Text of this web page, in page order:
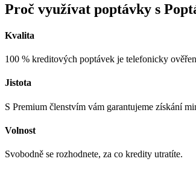
Proč využívat poptávky s
Kvalita
100 % kreditových poptávek je telefonicky
Jistota
S Premium členstvím vám garantujeme získání
Volnost
Svobodně se rozhodnete, za co kredity utratíte.